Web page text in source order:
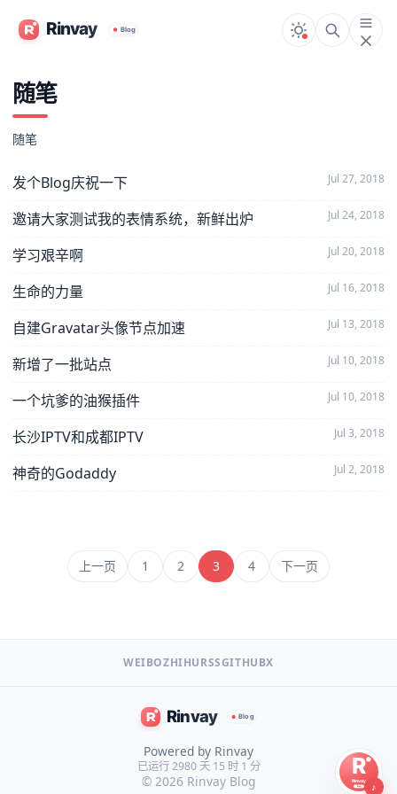
随笔
随笔
发个Blog庆祝一下 Jul 27, 2018
邀请大家测试我的表情系统，新鲜出炉 Jul 24, 2018
学习艰辛啊 Jul 20, 2018
生命的力量 Jul 16, 2018
自建Gravatar头像节点加速 Jul 13, 2018
新增了一批站点 Jul 10, 2018
一个坑爹的油猴插件 Jul 10, 2018
长沙IPTV和成都IPTV Jul 3, 2018
神奇的Godaddy Jul 2, 2018
上一页 1 2 3 4 下一页
WEIBOZHIHURSSGITHUBX
Powered by Rinvay
已运行 2980 天 15 时 1 分
© 2026 Rinvay Blog ♪